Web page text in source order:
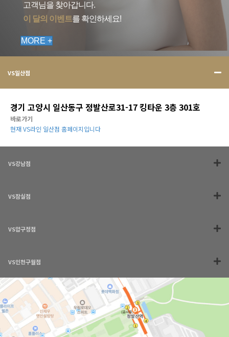
고객님을 찾아갑니다.
이 달의 이벤트를 확인하세요!
MORE +
VS일산점
경기 고양시 일산동구 정발산로31-17 킹타운 3층 301호
바로가기
현재 VS라인 일산점 홈페이지입니다
VS강남점
VS잠실점
VS압구정점
VS인천구월점